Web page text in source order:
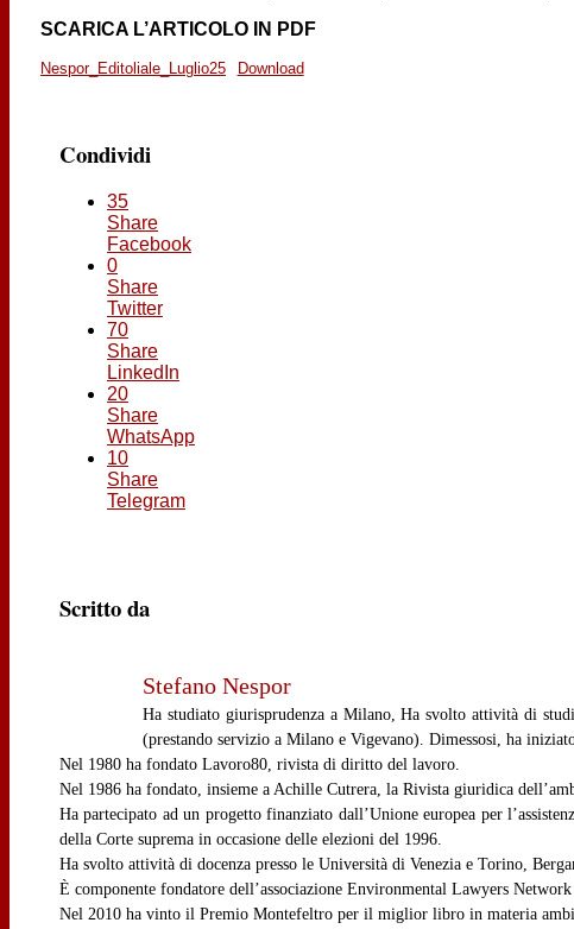
SCARICA L’ARTICOLO IN PDF
Nespor_Editoliale_Luglio25 Download
Condividi
35
Share
Facebook
0
Share
Twitter
70
Share
LinkedIn
20
Share
WhatsApp
10
Share
Telegram
Scritto da
Stefano Nespor
Ha studiato giurisprudenza a Milano, Ha svolto attività di
(prestando servizio a Milano e Vigevano). Dimessosi, ha
Nel 1980 ha fondato Lavoro80, rivista di diritto del lavoro.
Nel 1986 ha fondato, insieme a Achille Cutrera, la Rivista giuridica
Ha partecipato ad un progetto finanziato dall’Unione europea per
della Corte suprema in occasione delle elezioni del 1996.
Ha svolto attività di docenza presso le Università di Venezia e Torino,
È componente fondatore dell’associazione Environmental Lawyers
Nel 2010 ha vinto il Premio Montefeltro per il miglior libro in materia